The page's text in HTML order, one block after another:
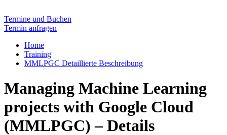
Termine und Buchen
Termin anfragen
Home
Training
MMLPGC Detaillierte Beschreibung
Managing Machine Learning
projects with Google Cloud
(MMLPGC) – Details